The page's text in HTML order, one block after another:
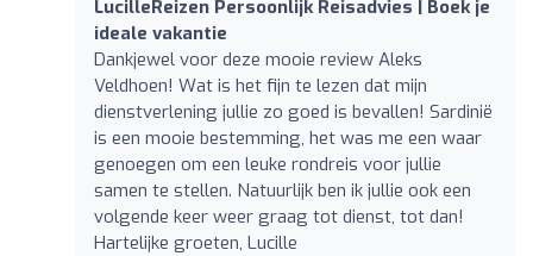
LucilleReizen Persoonlijk Reisadvies | Boek je
ideale vakantie
Dankjewel voor deze mooie review Aleks
Veldhoen! Wat is het fijn te lezen dat mijn
dienstverlening jullie zo goed is bevallen! Sardinië
is een mooie bestemming, het was me een waar
genoegen om een leuke rondreis voor jullie
samen te stellen. Natuurlijk ben ik jullie ook een
volgende keer weer graag tot dienst, tot dan!
Hartelijke groeten, Lucille